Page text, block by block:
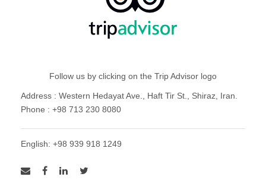
Follow us by clicking on the Trip Advisor logo
Address : Western Hedayat Ave., Haft Tir St., Shiraz, Iran.
Phone : +98 713 230 8080
English: +98 939 918 1249